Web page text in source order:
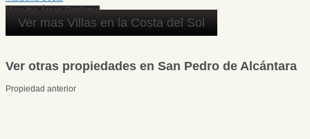
View the Áreas Similares
Ver mas Villas en la Costa del Sol
Ver otras propiedades en San Pedro de Alcántara
Propiedad anterior